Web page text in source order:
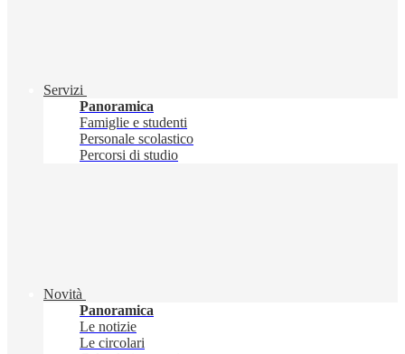
Servizi
Panoramica
Famiglie e studenti
Personale scolastico
Percorsi di studio
Novità
Panoramica
Le notizie
Le circolari